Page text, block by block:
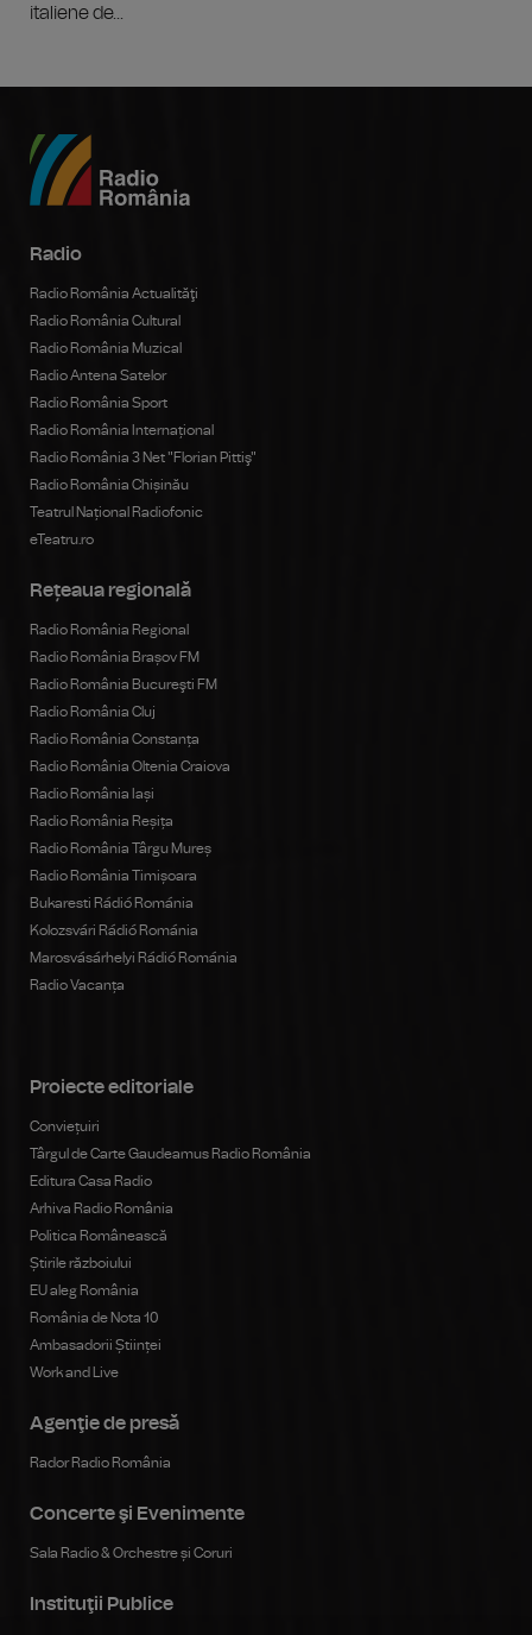
italiene de...
Radio
Radio România Actualităţi
Radio România Cultural
Radio România Muzical
Radio Antena Satelor
Radio România Sport
Radio România Internațional
Radio România 3 Net "Florian Pittiş"
Radio România Chișinău
Teatrul Național Radiofonic
eTeatru.ro
Rețeaua regională
Radio România Regional
Radio România Brașov FM
Radio România Bucureşti FM
Radio România Cluj
Radio România Constanța
Radio România Oltenia Craiova
Radio România Iași
Radio România Reșița
Radio România Târgu Mureș
Radio România Timișoara
Bukaresti Rádió Románia
Kolozsvári Rádió Románia
Marosvásárhelyi Rádió Románia
Radio Vacanța
Proiecte editoriale
Conviețuiri
Târgul de Carte Gaudeamus Radio România
Editura Casa Radio
Arhiva Radio România
Politica Românească
Știrile războiului
EU aleg România
România de Nota 10
Ambasadorii Științei
Work and Live
Agenţie de presă
Rador Radio România
Concerte şi Evenimente
Sala Radio & Orchestre și Coruri
Instituţii Publice